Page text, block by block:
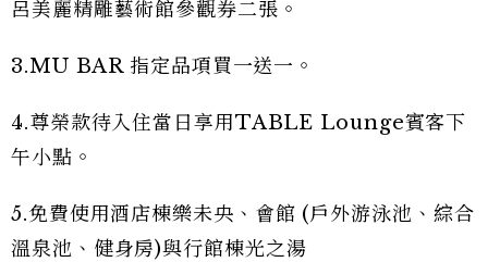
呂美麗精雕藝術館參觀券二張。
3.MU BAR 指定品項買一送一。
4.尊榮款待入住當日享用TABLE Lounge賓客下
午小點。
5.免費使用酒店棟樂未央、會館 (戶外游泳池、綜合
溫泉池、健身房)與行館棟光之湯